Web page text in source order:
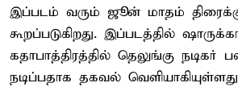
இப்படம் வரும் ஜூன் மாதம்
கூறப்படுகிறது. இப்படத்தில்
கதாபாத்திரத்தில் தெலுங்கு
நடிப்பதாக தகவல்